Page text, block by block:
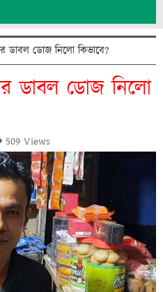
ডাবল ডোজ নিলো কিভাবে?
ডাবল ডোজ নিলো
509 Views